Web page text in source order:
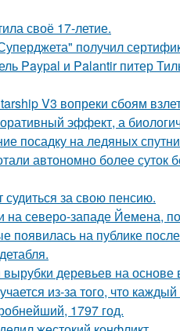
своё 17-летие.
получил
Paypal и Palantir питер
V3 вопреки сбоям
эффект, а
посадку на ледяных
автономно более суток
за свою пенсию.
на северо-западе Йемена,
на публике
деревьев на основе
из-за того, что
1797 год.